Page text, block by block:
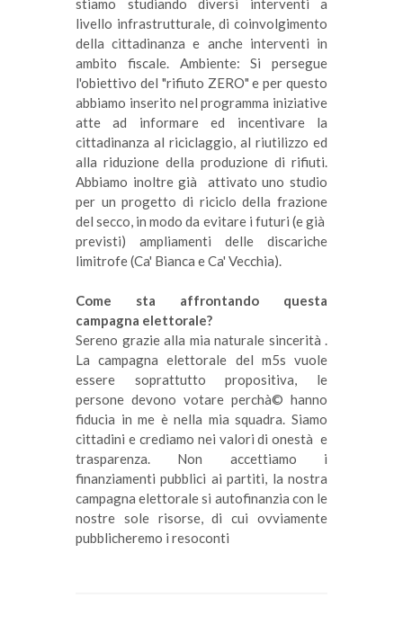
stiamo studiando diversi interventi a
livello infrastrutturale, di coinvolgimento
della cittadinanza e anche interventi in
ambito fiscale. Ambiente: Si persegue
l'obiettivo del "rifiuto ZERO" e per questo
abbiamo inserito nel programma iniziative
atte ad informare ed incentivare la
cittadinanza al riciclaggio, al riutilizzo ed
alla riduzione della produzione di rifiuti.
Abbiamo inoltre già attivato uno studio
per un progetto di riciclo della frazione
del secco, in modo da evitare i futuri (e già
previsti) ampliamenti delle discariche
limitrofe (Ca' Bianca e Ca' Vecchia).
Come sta affrontando questa
campagna elettorale?
Sereno grazie alla mia naturale sincerità .
La campagna elettorale del m5s vuole
essere soprattutto propositiva, le
persone devono votare perchà© hanno
fiducia in me è nella mia squadra. Siamo
cittadini e crediamo nei valori di onestà e
trasparenza. Non accettiamo i
finanziamenti pubblici ai partiti, la nostra
campagna elettorale si autofinanzia con le
nostre sole risorse, di cui ovviamente
pubblicheremo i resoconti